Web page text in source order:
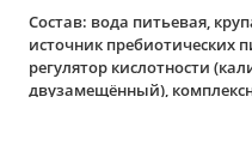
Состав: вода питьевая,
источник пребиотических
регулятор кислотности
двузамещённый),